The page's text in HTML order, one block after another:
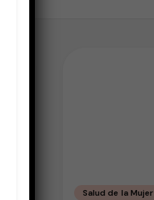
Salud de la Mujer